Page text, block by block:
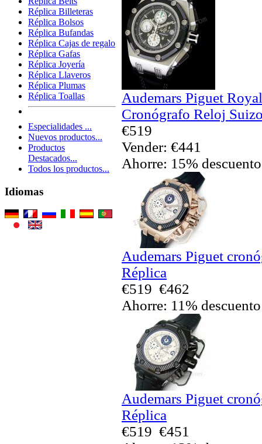
Réplica Billeteras
Réplica Bolsos
Réplica Bufandas
Réplica Cajas de regalo
Réplica Gafas
Réplica Joyería
Réplica Llaveros
Réplica Plumas
Réplica Toallas
Especialidades ...
Nuevos productos...
Productos
Destacados...
Todos los productos...
Idiomas
Audemars Piguet
Cronógrafo Reloj
€519
Vender: €441
Ahorre: 15% descuento
Audemars Piguet
Réplica
€519 €462
Ahorre: 11% descuento
Audemars Piguet
Réplica
€519 €451